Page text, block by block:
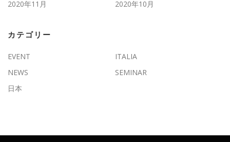
2020年11月
2020年10月
カテゴリー
EVENT
ITALIA
NEWS
SEMINAR
日本